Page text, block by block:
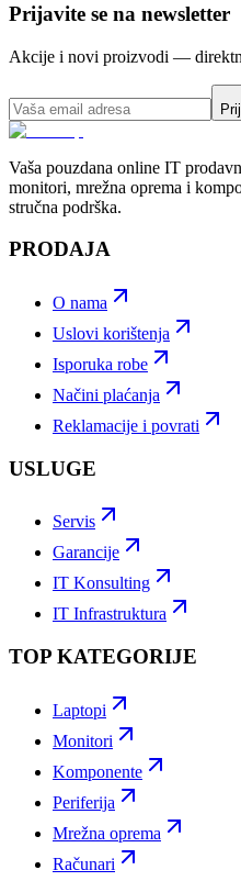
Prijavite se na newsletter
Akcije i novi proizvodi —
Vaša pouzdana online IT
monitori, mrežna oprema i
stručna podrška.
PRODAJA
O nama
Uslovi korištenja
Isporuka robe
Načini plaćanja
Reklamacije i povrati
USLUGE
Servis
Garancije
IT Konsulting
IT Infrastruktura
TOP KATEGORIJE
Laptopi
Monitori
Komponente
Periferija
Mrežna oprema
Računari